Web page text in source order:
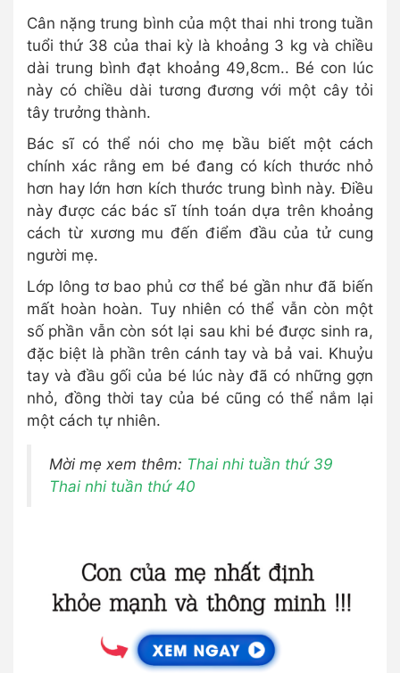
Cân nặng trung bình của một thai nhi trong tuần
tuổi thứ 38 của thai kỳ là khoảng 3 kg và chiều
dài trung bình đạt khoảng 49,8cm.. Bé con lúc
này có chiều dài tương đương với một cây tỏi
tây trưởng thành.
Bác sĩ có thể nói cho mẹ bầu biết một cách
chính xác rằng em bé đang có kích thước nhỏ
hơn hay lớn hơn kích thước trung bình này. Điều
này được các bác sĩ tính toán dựa trên khoảng
cách từ xương mu đến điểm đầu của tử cung
người mẹ.
Lớp lông tơ bao phủ cơ thể bé gần như đã biến
mất hoàn hoàn. Tuy nhiên có thể vẫn còn một
số phần vẫn còn sót lại sau khi bé được sinh ra,
đặc biệt là phần trên cánh tay và bả vai. Khuỷu
tay và đầu gối của bé lúc này đã có những gợn
nhỏ, đồng thời tay của bé cũng có thể nắm lại
một cách tự nhiên.
Mời mẹ xem thêm: Thai nhi tuần thứ 39
Thai nhi tuần thứ 40